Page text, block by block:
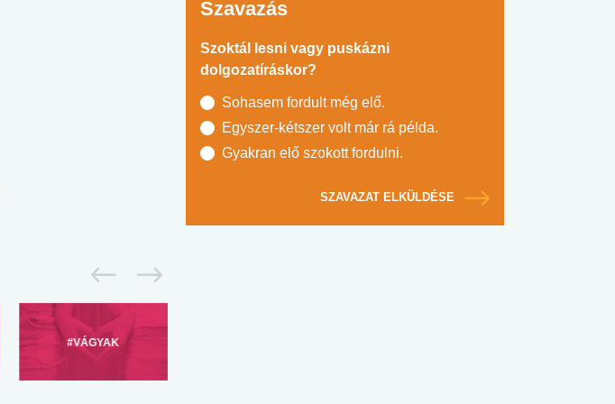
#VÁGYAK
Szavazás
Szoktál lesni vagy puskázni
dolgozatíráskor?
Sohasem fordult még elő.
Egyszer-kétszer volt már rá példa.
Gyakran elő szokott fordulni.
SZAVAZAT ELKÜLDÉSE